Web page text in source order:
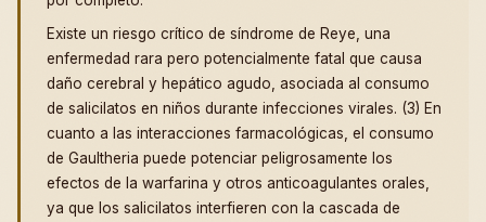
Existe un riesgo crítico de síndrome de Reye, una
enfermedad rara pero potencialmente fatal que causa
daño cerebral y hepático agudo, asociada al consumo
de salicilatos en niños durante infecciones virales. (3) En
cuanto a las interacciones farmacológicas, el consumo
de Gaultheria puede potenciar peligrosamente los
efectos de la warfarina y otros anticoagulantes orales,
ya que los salicilatos interfieren con la cascada de